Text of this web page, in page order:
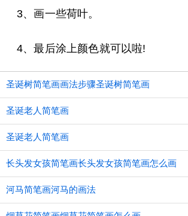
3、画一些荷叶。
4、最后涂上颜色就可以啦!
圣诞树简笔画画法步骤圣诞树简笔画
圣诞老人简笔画
圣诞老人简笔画
长头发女孩简笔画长头发女孩简笔画怎么画
河马简笔画河马的画法